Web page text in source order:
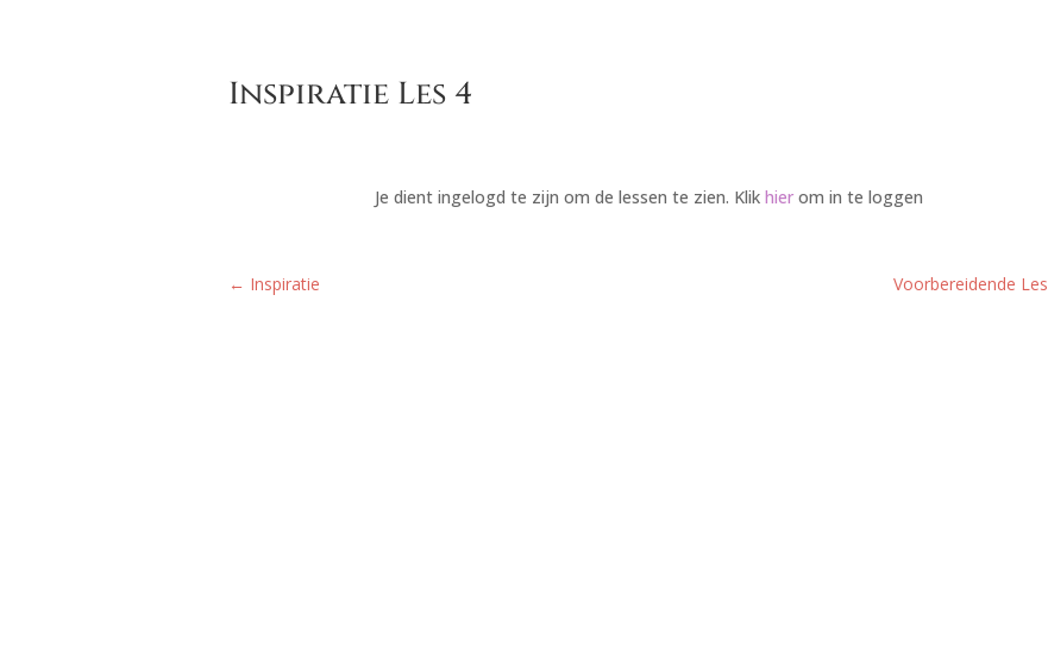
Inspiratie Les 4
Je dient ingelogd te zijn om de lessen te zien. Klik hierom in te loggen
← Inspiratie Voorbereidende Les